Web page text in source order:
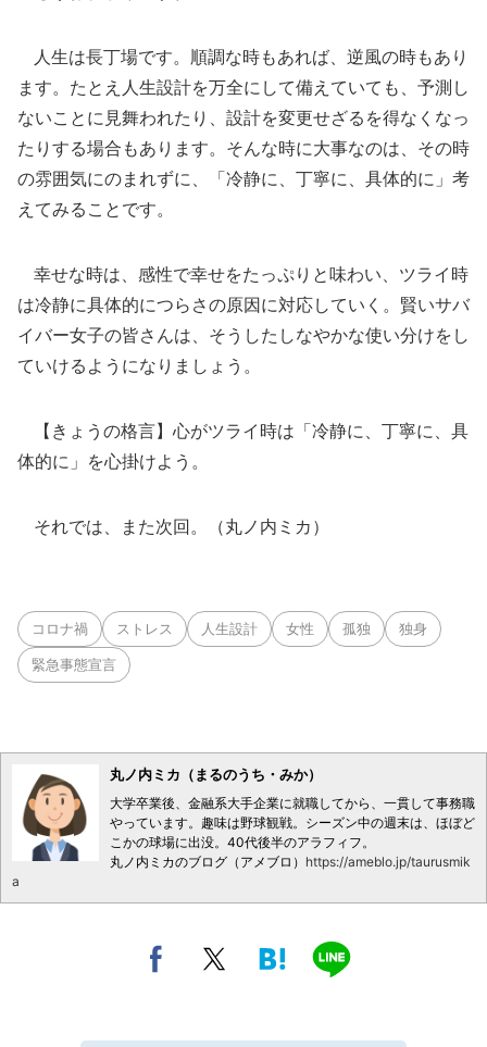
人生は長丁場です。順調な時もあれば、逆風の時もあり
ます。たとえ人生設計を万全にして備えていても、予測し
ないことに見舞われたり、設計を変更せざるを得なくなっ
たりする場合もあります。そんな時に大事なのは、その時
の雰囲気にのまれずに、「冷静に、丁寧に、具体的に」考
えてみることです。
幸せな時は、感性で幸せをたっぷりと味わい、ツライ時
は冷静に具体的につらさの原因に対応していく。賢いサバ
イバー女子の皆さんは、そうしたしなやかな使い分けをし
ていけるようになりましょう。
【きょうの格言】心がツライ時は「冷静に、丁寧に、具
体的に」を心掛けよう。
それでは、また次回。（丸ノ内ミカ）
コロナ禍 ストレス 人生設計 女性 孤独 独身
緊急事態宣言
丸ノ内ミカ（まるのうち・みか）
大学卒業後、金融系大手企業に就職してから、一貫して事務職
やっています。趣味は野球観戦。シーズン中の週末は、ほぼど
こかの球場に出没。40代後半のアラフィフ。
丸ノ内ミカのブログ（アメブロ） https://ameblo.jp/taurusmik
a